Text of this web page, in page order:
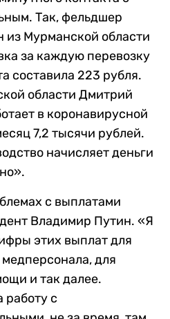
Так, фельдшер
из Мурманской области
за каждую перевозку
составила 223 рубля.
области Дмитрий
в коронавирусной
7,2 тысячи рублей.
начисляет деньги
с выплатами
Владимир Путин. «Я
этих выплат для
для
и так далее.
с